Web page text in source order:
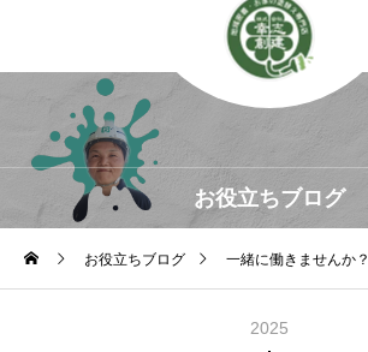
お役立ちブログ
お役立ちブログ 一緒に働きませんか？
2025